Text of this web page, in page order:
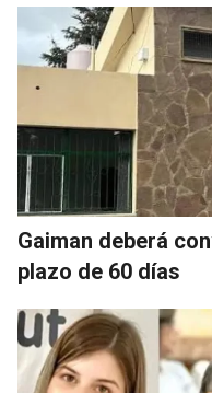
Gaiman deberá
plazo de 60 días